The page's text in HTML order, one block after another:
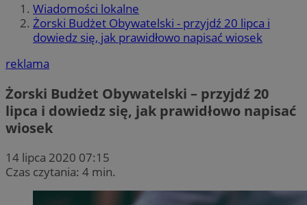
Wiadomości lokalne
Żorski Budżet Obywatelski - przyjdź 20 lipca i
dowiedz się, jak prawidłowo napisać wiosek
reklama
Żorski Budżet Obywatelski – przyjdź 20
lipca i dowiedz się, jak prawidłowo napisać
wiosek
14 lipca 2020 07:15
Czas czytania: 4 min.